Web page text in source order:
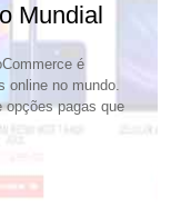
Mundial
é
online no mundo.
opções pagas que